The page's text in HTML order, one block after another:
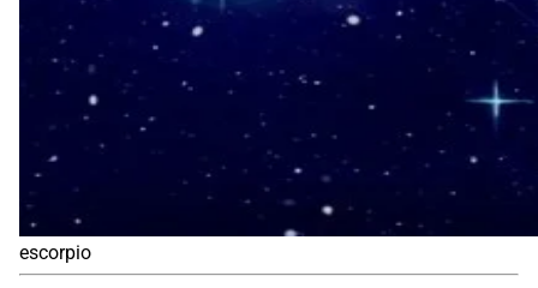
escorpio